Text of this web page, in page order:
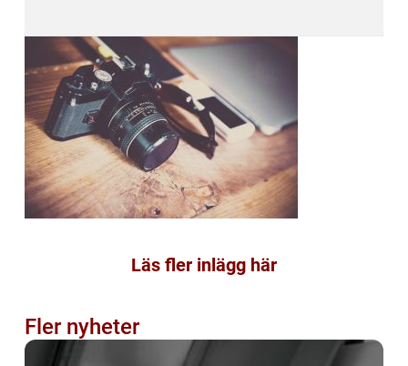
Läs fler inlägg här
Fler nyheter